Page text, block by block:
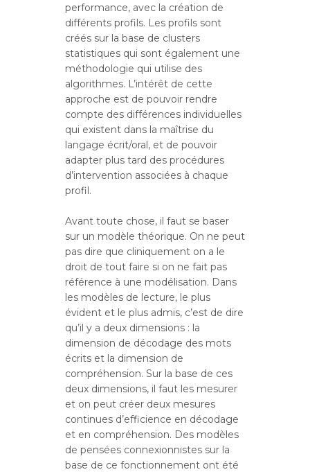
performance, avec la création de
différents profils. Les profils sont
créés sur la base de clusters
statistiques qui sont également une
méthodologie qui utilise des
algorithmes. L’intérêt de cette
approche est de pouvoir rendre
compte des différences individuelles
qui existent dans la maîtrise du
langage écrit/oral, et de pouvoir
adapter plus tard des procédures
d’intervention associées à chaque
profil.
Avant toute chose, il faut se baser
sur un modèle théorique. On ne peut
pas dire que cliniquement on a le
droit de tout faire si on ne fait pas
référence à une modélisation. Dans
les modèles de lecture, le plus
évident et le plus admis, c’est de dire
qu’il y a deux dimensions : la
dimension de décodage des mots
écrits et la dimension de
compréhension. Sur la base de ces
deux dimensions, il faut les mesurer
et on peut créer deux mesures
continues d’efficience en décodage
et en compréhension. Des modèles
de pensées connexionnistes sur la
base de ce fonctionnement ont été